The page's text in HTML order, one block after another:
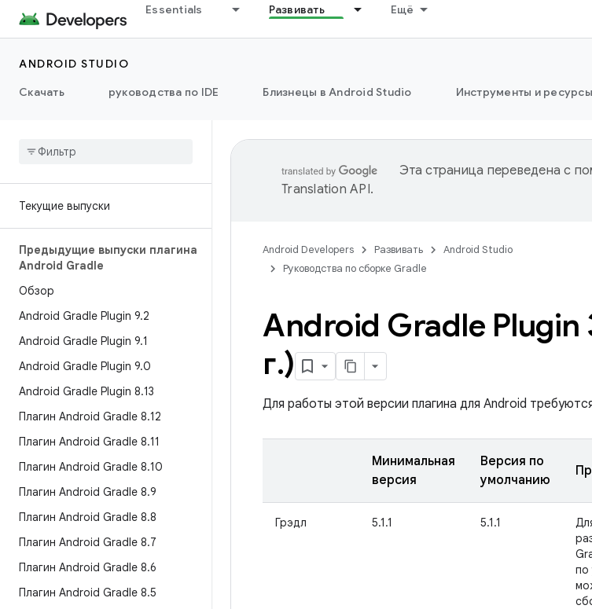
Essentials Развивать Ещё
ANDROID STUDIO
Скачать
руководства по IDE Близнецы в Android Studio Инструменты и
Текущие выпуски
Предыдущие выпуски плагина
Android Gradle
Обзор
Android Gradle Plugin 9.2
Android Gradle Plugin 9.1
Android Gradle Plugin 9.0
Android Gradle Plugin 8.13
Плагин Android Gradle 8.12
Плагин Android Gradle 8.11
Плагин Android Gradle 8.10
Плагин Android Gradle 8.9
Плагин Android Gradle 8.8
Плагин Android Gradle 8.7
Плагин Android Gradle 8.6
Плагин Android Gradle 8.5
Эта страница переведена с
Translation API.
Android Developers Развивать
Android Studio
Руководства по сборке Gradle
Android Gradle Plugin
г.)
Для работы этой версии плагина для Android
Минимальная
версия
Версия по
умолчанию
Грэдл 5.1.1 5.1.1
по